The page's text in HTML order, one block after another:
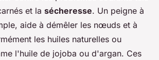
et la sécheresse. Un peigne à
aide à démêler les nœuds et à
les huiles naturelles ou
l'huile de jojoba ou d'argan. Ces